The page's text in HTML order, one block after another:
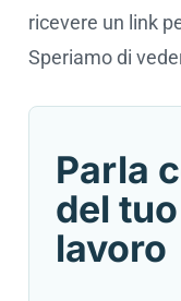
ricevere un link
Speriamo di
Parla
del
lavoro